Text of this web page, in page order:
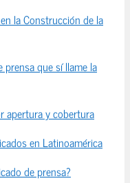
la Construcción de la
que sí llame la
apertura y cobertura
en Latinoamérica
de prensa?